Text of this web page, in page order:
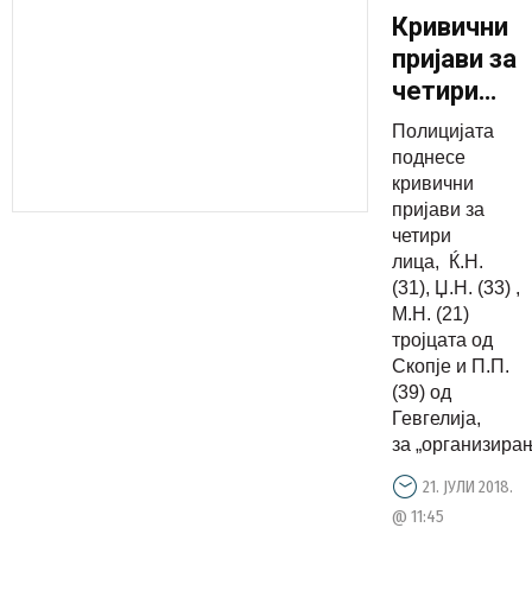
Кривични
пријави за
четири
лица за
несреќата
во која
загинаа
двајца
илегални
мигранти
Полицијата
поднесе
кривични
пријави за
четири
лица, Ќ.Н.
(31), Џ.Н. (33) ,
М.Н. (21)
тројцата од
Скопје и П.П.
(39) од
Гевгелија,
за
21. ЈУЛИ 2018.
@ 11:45